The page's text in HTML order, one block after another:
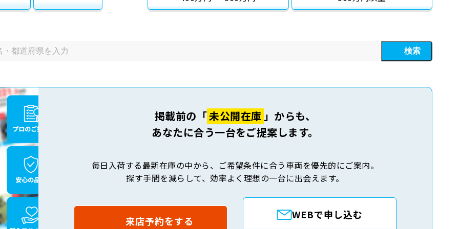
検索
掲載前の「未公開在庫 」からも、
あなたに合う一台をご提案します。
毎日入荷する最新在庫の中から、ご希望条件に合う車両を優先的にご案内。
探す手間を減らして、効率よく理想の一台に出会えます。
来店予約をする
WEBで申し込む